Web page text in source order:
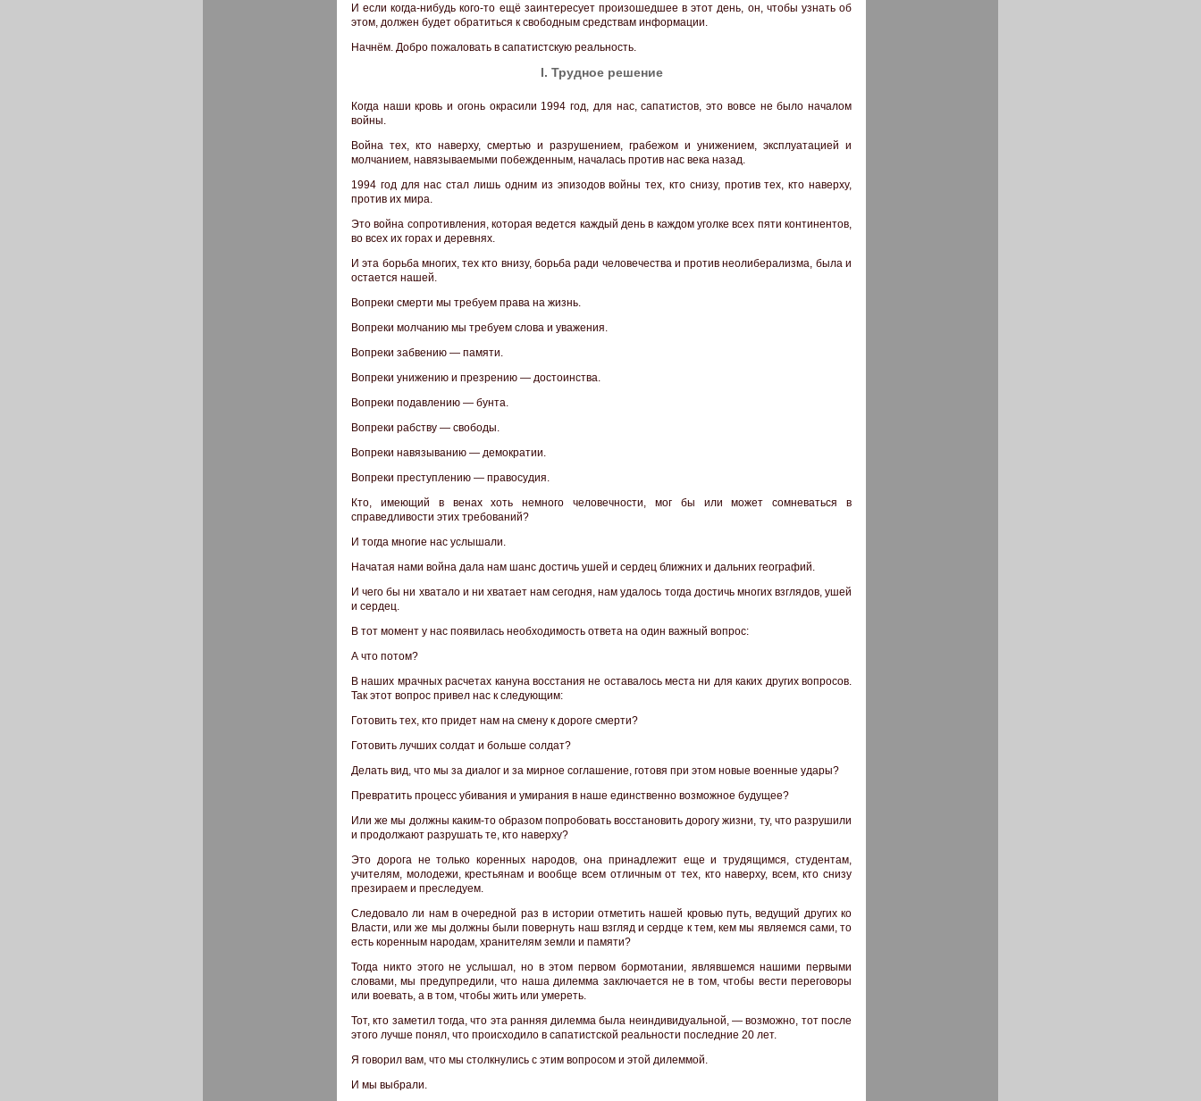
И если когда-нибудь кого-то ещё заинтересует произошедшее в этот день, он, чтобы узнать об
этом, должен будет обратиться к свободным средствам информации.
Начнём. Добро пожаловать в сапатистскую реальность.
I. Трудное решение
Когда наши кровь и огонь окрасили 1994 год, для нас, сапатистов, это вовсе не было началом
войны.
Война тех, кто наверху, смертью и разрушением, грабежом и унижением, эксплуатацией и
молчанием, навязываемыми побежденным, началась против нас века назад.
1994 год для нас стал лишь одним из эпизодов войны тех, кто снизу, против тех, кто наверху,
против их мира.
Это война сопротивления, которая ведется каждый день в каждом уголке всех пяти континентов,
во всех их горах и деревнях.
И эта борьба многих, тех кто внизу, борьба ради человечества и против неолиберализма, была и
остается нашей.
Вопреки смерти мы требуем права на жизнь.
Вопреки молчанию мы требуем слова и уважения.
Вопреки забвению — памяти.
Вопреки унижению и презрению — достоинства.
Вопреки подавлению — бунта.
Вопреки рабству — свободы.
Вопреки навязыванию — демократии.
Вопреки преступлению — правосудия.
Кто, имеющий в венах хоть немного человечности, мог бы или может сомневаться в
справедливости этих требований?
И тогда многие нас услышали.
Начатая нами война дала нам шанс достичь ушей и сердец ближних и дальних географий.
И чего бы ни хватало и ни хватает нам сегодня, нам удалось тогда достичь многих взглядов, ушей
и сердец.
В тот момент у нас появилась необходимость ответа на один важный вопрос:
А что потом?
В наших мрачных расчетах кануна восстания не оставалось места ни для каких других вопросов.
Так этот вопрос привел нас к следующим:
Готовить тех, кто придет нам на смену к дороге смерти?
Готовить лучших солдат и больше солдат?
Делать вид, что мы за диалог и за мирное соглашение, готовя при этом новые военные удары?
Превратить процесс убивания и умирания в наше единственно возможное будущее?
Или же мы должны каким-то образом попробовать восстановить дорогу жизни, ту, что разрушили
и продолжают разрушать те, кто наверху?
Это дорога не только коренных народов, она принадлежит еще и трудящимся, студентам,
учителям, молодежи, крестьянам и вообще всем отличным от тех, кто наверху, всем, кто снизу
презираем и преследуем.
Cледовало ли нам в очередной раз в истории отметить нашей кровью путь, ведущий других ко
Власти, или же мы должны были повернуть наш взгляд и сердце к тем, кем мы являемся сами, то
есть коренным народам, хранителям земли и памяти?
Тогда никто этого не услышал, но в этом первом бормотании, являвшемся нашими первыми
словами, мы предупредили, что наша дилемма заключается не в том, чтобы вести переговоры
или воевать, а в том, чтобы жить или умереть.
Тот, кто заметил тогда, что эта ранняя дилемма была неиндивидуальной, — возможно, тот после
этого лучше понял, что происходило в сапатистской реальности последние 20 лет.
Я говорил вам, что мы столкнулись с этим вопросом и этой дилеммой.
И мы выбрали.